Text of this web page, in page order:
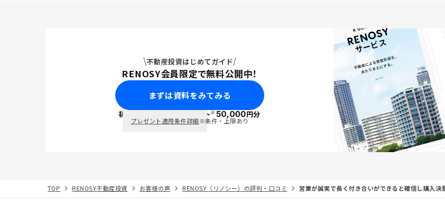
不動産投資はじめてガイド
RENOSY会員限定で無料公開中！
まずは資料をみてみる
初回面談で ポイント※50,000円分
プレゼント適用条件詳細※条件・上限あり
TOP RENOSY不動産投資 お客様の声 RENOSY（リノシー）の評判・口コミ 営業が誠実で長く付き合いができると確信し購入決